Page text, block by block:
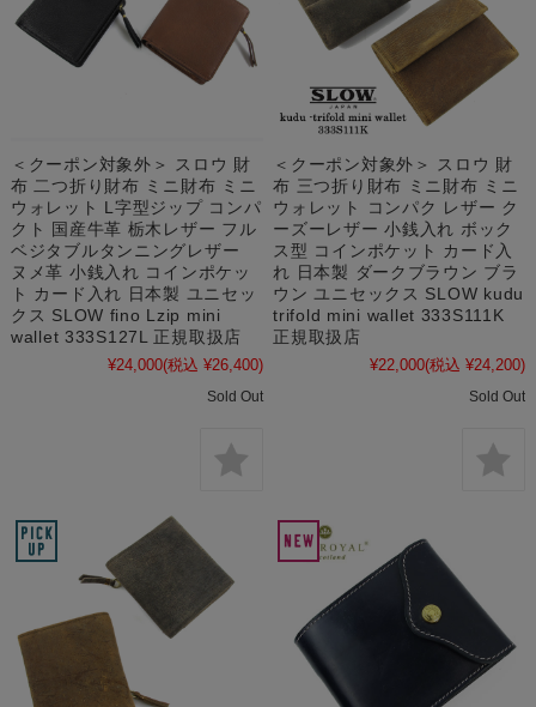
＜クーポン対象外＞ スロウ 財
布 二つ折り財布 ミニ財布 ミニ
ウォレット L字型ジップ コンパ
クト 国産牛革 栃木レザー フル
ベジタブルタンニングレザー
ヌメ革 小銭入れ コインポケッ
ト カード入れ 日本製 ユニセッ
クス SLOW fino Lzip mini
wallet 333S127L 正規取扱店
¥24,000(税込 ¥26,400)
Sold Out
＜クーポン対象外＞ スロウ 財
布 三つ折り財布 ミニ財布 ミニ
ウォレット コンパク レザー ク
ーズーレザー 小銭入れ ボック
ス型 コインポケット カード入
れ 日本製 ダークブラウン ブラ
ウン ユニセックス SLOW kudu
trifold mini wallet 333S111K
正規取扱店
¥22,000(税込 ¥24,200)
Sold Out